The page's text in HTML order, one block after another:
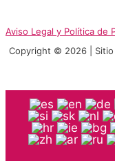
Aviso Legal y Política de
Copyright © 2026 |